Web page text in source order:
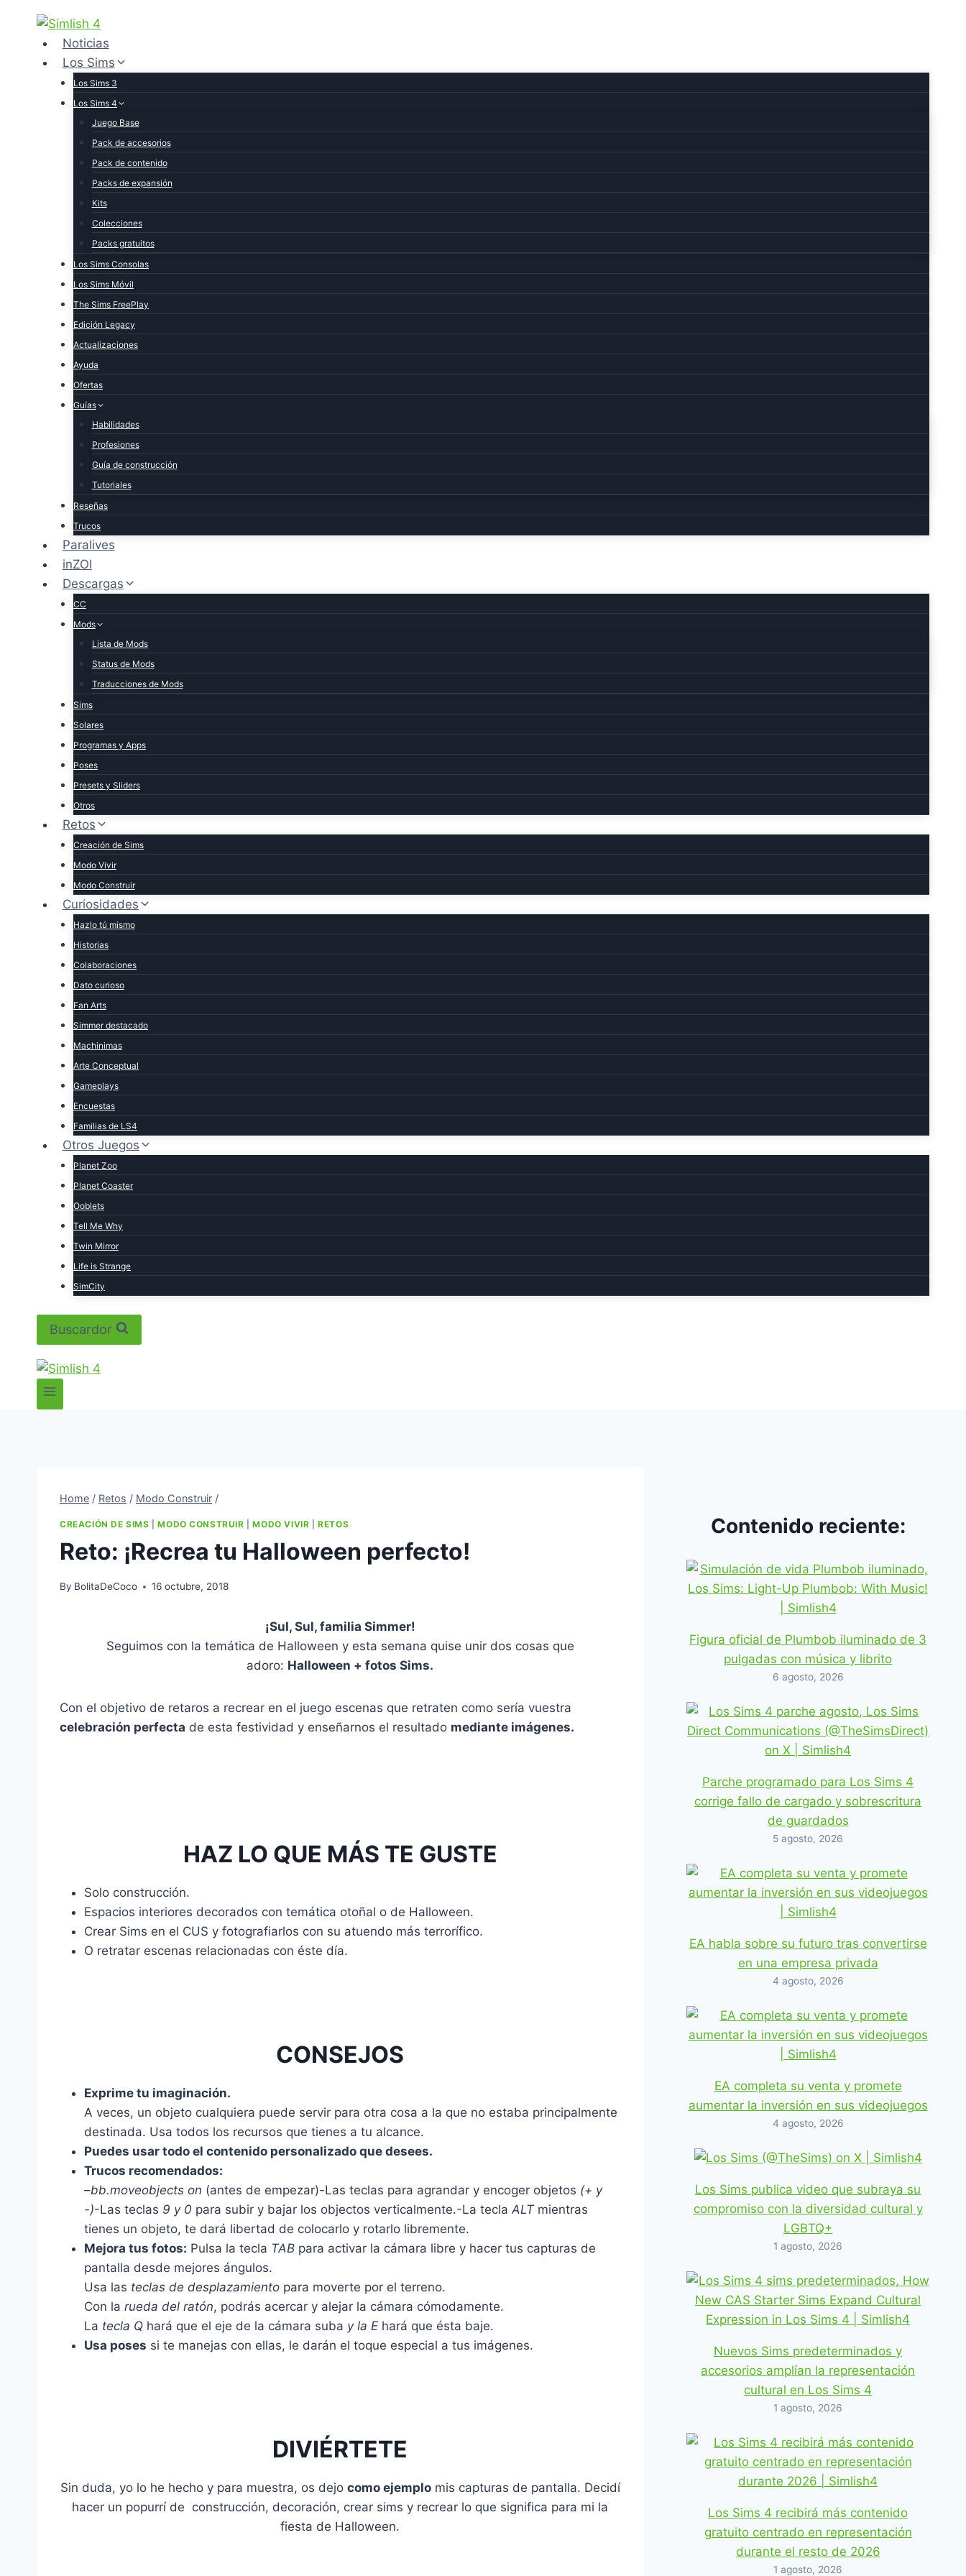
Noticias
Los Sims
Los Sims 3
Los Sims 4
Juego Base
Pack de accesorios
Pack de contenido
Packs de expansión
Kits
Colecciones
Packs gratuitos
Los Sims Consolas
Los Sims Móvil
The Sims FreePlay
Edición Legacy
Actualizaciones
Ayuda
Ofertas
Guías
Habilidades
Profesiones
Guía de construcción
Tutoriales
Reseñas
Trucos
Paralives
inZOI
Descargas
CC
Mods
Lista de Mods
Status de Mods
Traducciones de Mods
Sims
Solares
Programas y Apps
Poses
Presets y Sliders
Otros
Retos
Creación de Sims
Modo Vivir
Modo Construir
Curiosidades
Hazlo tú mismo
Historias
Colaboraciones
Dato curioso
Fan Arts
Simmer destacado
Machinimas
Arte Conceptual
Gameplays
Encuestas
Familias de LS4
Otros Juegos
Planet Zoo
Planet Coaster
Ooblets
Tell Me Why
Twin Mirror
Life is Strange
SimCity
Buscardor
Home / Retos / Modo Construir /
CREACIÓN DE SIMS |MODO CONSTRUIR |MODO VIVIR |RETOS
Reto: ¡Recrea tu Halloween perfecto!
By BolitaDeCoco 16 octubre, 2018
¡Sul, Sul, familia Simmer!
Seguimos con la temática de Halloween y esta semana quise unir dos cosas que
adoro: Halloween + fotos Sims.
Con el objetivo de retaros a recrear en el juego escenas que retraten como sería vuestra
celebración perfecta de esta festividad y enseñarnos el resultado mediante imágenes.
HAZ LO QUE MÁS TE GUSTE
Solo construcción.
Espacios interiores decorados con temática otoñal o de Halloween.
Crear Sims en el CUS y fotografiarlos con su atuendo más terrorífico.
O retratar escenas relacionadas con éste día.
CONSEJOS
Exprime tu imaginación.
A veces, un objeto cualquiera puede servir para otra cosa a la que no estaba principalmente
destinada. Usa todos los recursos que tienes a tu alcance.
Puedes usar todo el contenido personalizado que desees.
Trucos recomendados:
–bb.moveobjects on (antes de empezar)-Las teclas para agrandar y encoger objetos (+ y
-)-Las teclas 9 y 0 para subir y bajar los objectos verticalmente.-La tecla ALTmientras
tienes un objeto, te dará libertad de colocarlo y rotarlo libremente.
Mejora tus fotos: Pulsa la tecla TAB para activar la cámara libre y hacer tus capturas de
pantalla desde mejores ángulos.
Usa las teclas de desplazamiento para moverte por el terreno.
Con la rueda del ratón, podrás acercar y alejar la cámara cómodamente.
La tecla Q hará que el eje de la cámara suba y la E hará que ésta baje.
Usa poses si te manejas con ellas, le darán el toque especial a tus imágenes.
DIVIÉRTETE
Sin duda, yo lo he hecho y para muestra, os dejo como ejemplomis capturas de pantalla. Decidí
hacer un popurrí de construcción, decoración, crear sims y recrear lo que significa para mi la
fiesta de Halloween.
Contenido reciente:
Figura oficial de Plumbob iluminado de 3
pulgadas con música y librito
6 agosto, 2026
Parche programado para Los Sims 4
corrige fallo de cargado y sobrescritura
de guardados
5 agosto, 2026
EA habla sobre su futuro tras convertirse
en una empresa privada
4 agosto, 2026
EA completa su venta y promete
aumentar la inversión en sus videojuegos
4 agosto, 2026
Los Sims publica video que subraya su
compromiso con la diversidad cultural y
LGBTQ+
1 agosto, 2026
Nuevos Sims predeterminados y
accesorios amplían la representación
cultural en Los Sims 4
1 agosto, 2026
Los Sims 4 recibirá más contenido
gratuito centrado en representación
durante el resto de 2026
1 agosto, 2026